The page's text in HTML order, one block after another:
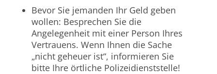
Bevor Sie jemanden Ihr Geld geben
wollen: Besprechen Sie die
Angelegenheit mit einer Person Ihres
Vertrauens. Wenn Ihnen die Sache
„nicht geheuer ist“, informieren Sie
bitte Ihre örtliche Polizeidienststelle!